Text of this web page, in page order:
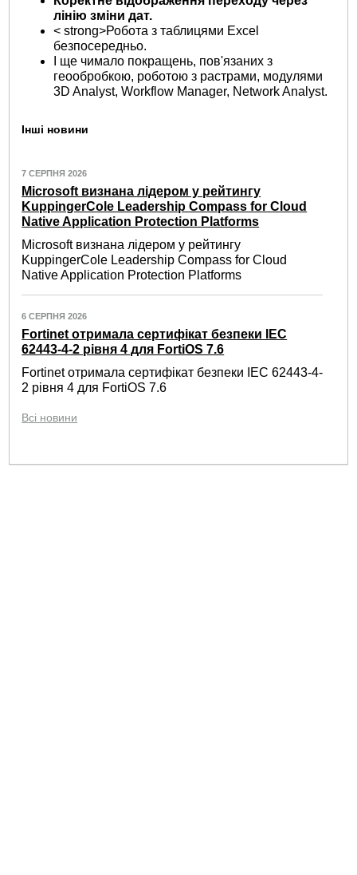
лінію зміни дат.
< strong>Робота з таблицями Excel
безпосередньо.
І ще чимало покращень, пов'язаних з
геообробкою, роботою з растрами, модулями
3D Analyst, Workflow Manager, Network Analyst.
Інші новини
7 СЕРПНЯ 2026
Microsoft визнана лідером у рейтингу
KuppingerCole Leadership Compass for Cloud
Native Application Protection Platforms
Microsoft визнана лідером у рейтингу
KuppingerCole Leadership Compass for Cloud
Native Application Protection Platforms
6 СЕРПНЯ 2026
Fortinet отримала сертифікат безпеки IEC
62443-4-2 рівня 4 для FortiOS 7.6
Fortinet отримала сертифікат безпеки IEC 62443-4-
2 рівня 4 для FortiOS 7.6
Всі новини